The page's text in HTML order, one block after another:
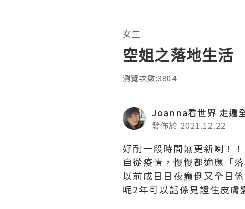
女生
空姐之落地生活
瀏覽次數:3804
Joanna看世界 走遍
發佈於 2021.12.22
好耐一段時間無更新喇！！
自從疫情，慢慢都適應「
以前成日日夜癲倒又全日
呢2年可以話係見證住皮膚